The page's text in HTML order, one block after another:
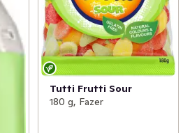
Tutti Frutti Sour
180 g, Fazer